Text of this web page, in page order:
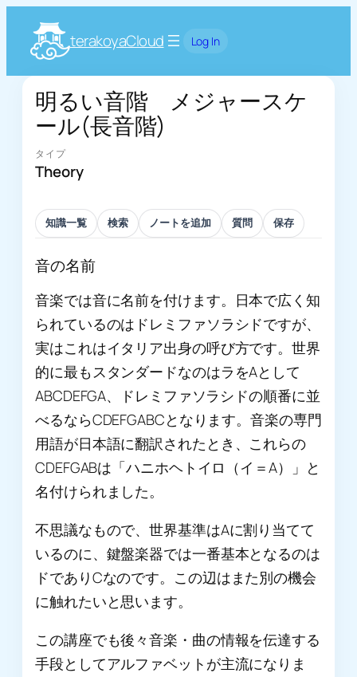
terakoyaCloud Log In
明るい音階 メジャースケ
ール(長音階)
タイプ
Theory
知識一覧 検索 ノートを追加 質問 保存
音の名前
音楽では音に名前を付けます。日本で広く知
られているのはドレミファソラシドですが、
実はこれはイタリア出身の呼び方です。世界
的に最もスタンダードなのはラをAとして
ABCDEFGA、ドレミファソラシドの順番に並
べるならCDEFGABCとなります。音楽の専門
用語が日本語に翻訳されたとき、これらの
CDEFGABは「ハニホヘトイロ（イ＝A）」と
名付けられました。
不思議なもので、世界基準はAに割り当てて
いるのに、鍵盤楽器では一番基本となるのは
ドでありCなのです。この辺はまた別の機会
に触れたいと思います。
この講座でも後々音楽・曲の情報を伝達する
手段としてアルファベットが主流になりま